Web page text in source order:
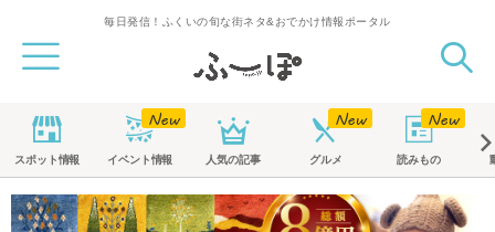
毎日発信！ふくいの旬な街ネタ&おでかけ情報ポータル
スポット情報 イベント情報 人気の記事 グルメ 読みもの